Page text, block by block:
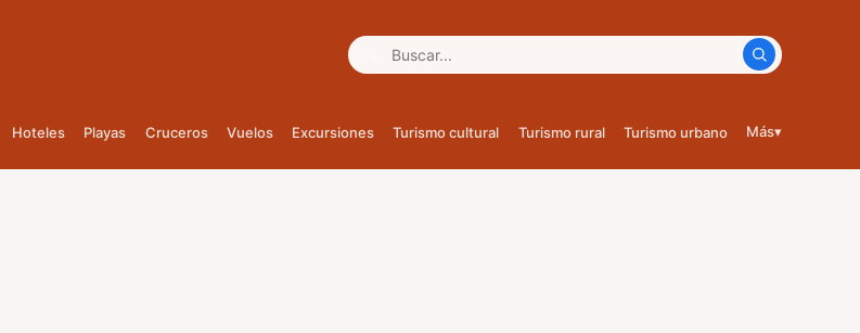
Buscar:
Hoteles Playas Cruceros Vuelos Excursiones Turismo cultural Turismo rural Turismo urbano Más▾